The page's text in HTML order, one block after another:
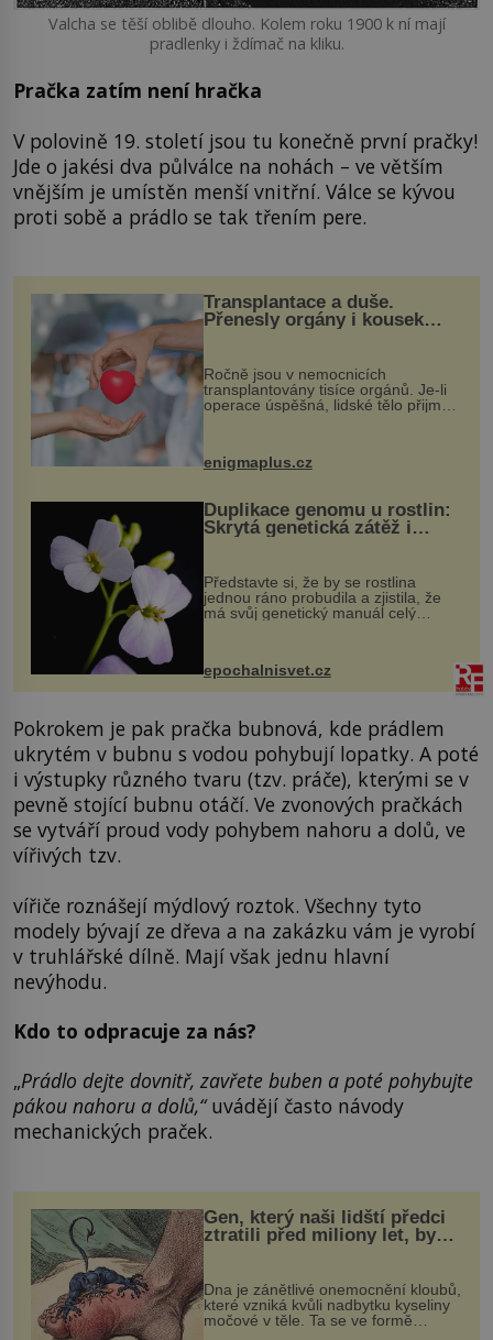
Valcha se těší oblibě dlouho. Kolem roku 1900 k ní mají
pradlenky i ždímač na kliku.
Pračka zatím není hračka
V polovině 19. století jsou tu konečně první pračky!
Jde o jakési dva půlválce na nohách – ve větším
vnějším je umístěn menší vnitřní. Válce se kývou
proti sobě a prádlo se tak třením pere.
Transplantace a duše.
Přenesly orgány i kousek
Ročně jsou v nemocnicích
transplantovány tisíce orgánů. Je-li
operace úspěšná, lidské tělo přijme
enigmaplus.cz
Duplikace genomu u rostlin:
Skrytá genetická zátěž i
Představte si, že by se rostlina
jednou ráno probudila a zjistila, že
má svůj genetický manuál celý
vstupenka...
epochalnisvet.cz
Pokrokem je pak pračka bubnová, kde prádlem
ukrytém v bubnu s vodou pohybují lopatky. A poté
i výstupky různého tvaru (tzv. práče), kterými se v
pevně stojící bubnu otáčí. Ve zvonových pračkách
se vytváří proud vody pohybem nahoru a dolů, ve
vířivých tzv.
vířiče roznášejí mýdlový roztok. Všechny tyto
modely bývají ze dřeva a na zakázku vám je vyrobí
v truhlářské dílně. Mají však jednu hlavní
nevýhodu.
Kdo to odpracuje za nás?
„Prádlo dejte dovnitř, zavřete buben a poté pohybujte
pákou nahoru a dolů,“uvádějí často návody
mechanických praček.
Gen, který naši lidští předci
ztratili před miliony let, by
mohl pomoci s léčbou
„nemoci králů“
Dna je zánětlivé onemocnění kloubů,
které vzniká kvůli nadbytku kyseliny
močové v těle. Ta se ve formě